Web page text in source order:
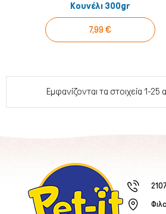
Κουνέλι 300gr
7,99 €
Εμφανίζονται τα στοιχεία 1-